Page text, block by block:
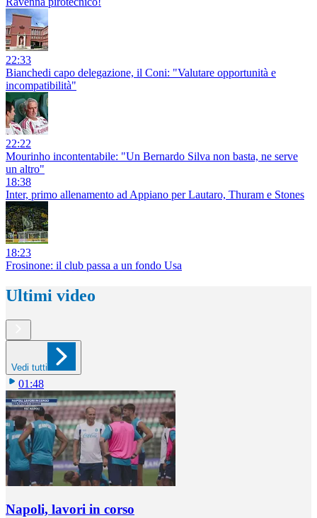
22:33
Bianchedi capo delegazione, il Coni: "Valutare opportunità e
incompatibilità"
22:22
Mourinho incontentabile: "Un Bernardo Silva non basta, ne serve
un altro"
18:38
Inter, primo allenamento ad Appiano per Lautaro, Thuram e Stones
18:23
Frosinone: il club passa a un fondo Usa
Ultimi video
Vedi tutti
01:48
Napoli, lavori in corso